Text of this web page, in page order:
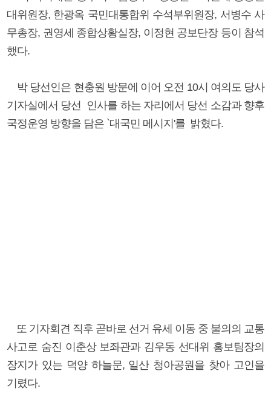
대위원장, 한광옥 국민대통합위 수석부위원장, 서병수 사
무총장, 권영세 종합상황실장, 이정현 공보단장 등이 참석
했다.
박 당선인은 현충원 방문에 이어 오전 10시 여의도 당사
기자실에서 당선 인사를 하는 자리에서 당선 소감과 향후
국정운영 방향을 담은 `대국민 메시지'를 밝혔다.
또 기자회견 직후 곧바로 선거 유세 이동 중 불의의 교통
사고로 숨진 이춘상 보좌관과 김우동 선대위 홍보팀장의
장지가 있는 덕양 하늘문, 일산 청아공원을 찾아 고인을
기렸다.